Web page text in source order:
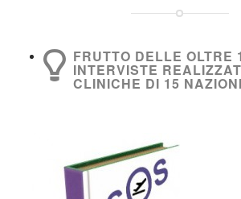
FRUTTO DELLE OLTRE
INTERVISTE
CLINICHE DI 15 NAZIONI